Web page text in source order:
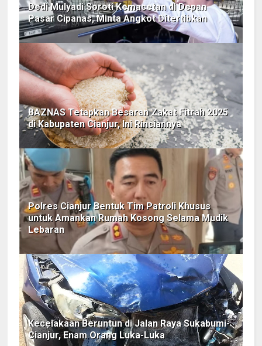
Dedi Mulyadi Soroti Kemacetan di Depan
Pasar Cipanas, Minta Angkot Ditertibkan
BAZNAS Tetapkan Besaran Zakat Fitrah 2025
di Kabupaten Cianjur, Ini Rinciannya
Polres Cianjur Bentuk Tim Patroli Khusus
untuk Amankan Rumah Kosong Selama Mudik
Lebaran
Kecelakaan Beruntun di Jalan Raya Sukabumi-
Cianjur, Enam Orang Luka-Luka